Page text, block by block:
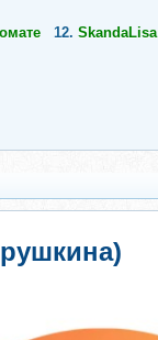
12. SkandaLisa